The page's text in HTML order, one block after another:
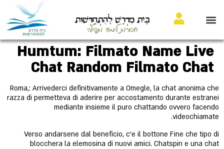
בֵּית מִדְרָשׁ לַהִתְחַדְּשׁוּת
חבורות לימוד ותפילה
Humtum: Filmato Name Live
Chat Random Filmato Chat
Roma,: Arrivederci definitivamente a Omegle, la chat anonima che
razza di permetteva di aderire per accostamento durante estranei
mediante insieme il puro chattando ovvero facendo
videochiamate.
Verso andarsene dal beneficio, c'e il bottone Fine che tipo di
blocchera la elemosina di nuovi amici. Chatspin e una chat